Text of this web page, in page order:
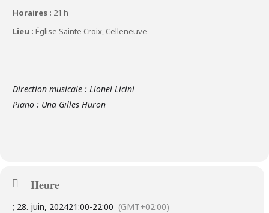
Horaires : 21 h
Lieu : Église Sainte Croix, Celleneuve
Direction musicale : Lionel Licini
Piano : Una Gilles Huron
Heure
; 28. juin, 202421:00-22:00 (GMT+02:00)